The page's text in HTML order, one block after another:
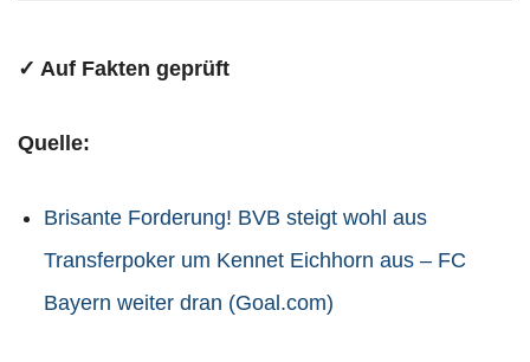
✓ Auf Fakten geprüft
Quelle:
Brisante Forderung! BVB steigt wohl aus
Transferpoker um Kennet Eichhorn aus – FC
Bayern weiter dran (Goal.com)